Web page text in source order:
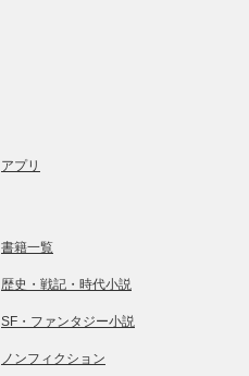
アプリ
書籍一覧
歴史・戦記・時代小説
SF・ファンタジー小説
ノンフィクション